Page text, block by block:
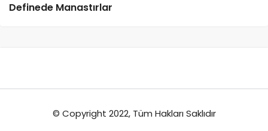
Definede Manastırlar
© Copyright 2022, Tüm Hakları Saklıdır